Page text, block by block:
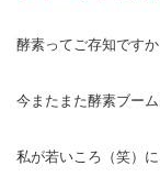
酵素ってご存知ですか
今またまた酵素ブー
私が若いころ（笑）